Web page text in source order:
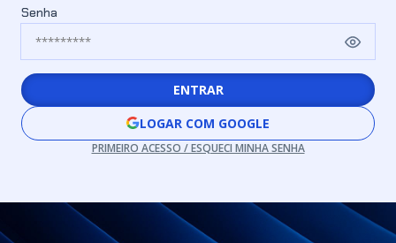
Senha
ENTRAR
LOGAR COM GOOGLE
PRIMEIRO ACESSO / ESQUECI MINHA SENHA